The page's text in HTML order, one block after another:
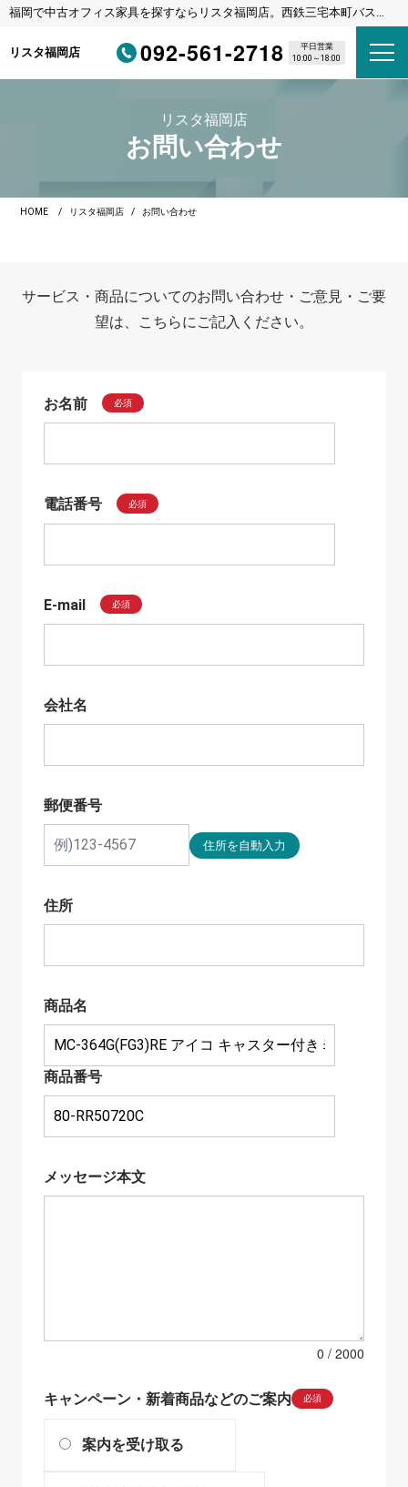
福岡で中古オフィス家具を探すならリスタ福岡店。西鉄三宅本町バス停
リスタ福岡店
092-561-2718
平日営業
10:00～18:00
リスタ福岡店
お問い合わせ
HOME リスタ福岡店 お問い合わせ
サービス・商品についてのお問い合わせ・ご意見・ご要
望は、こちらにご記入ください。
お名前 必須
電話番号 必須
E-mail 必須
会社名
郵便番号
住所
商品名
商品番号
メッセージ本文
0
キャンペーン・新着商品などのご案内 必須
案内を受け取る